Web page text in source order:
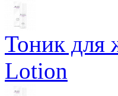
Тоник для
Lotion